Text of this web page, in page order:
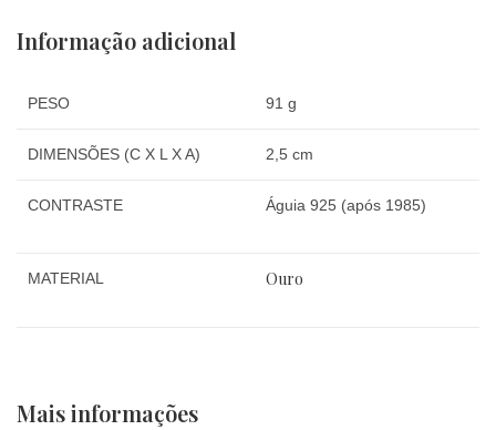
Informação adicional
PESO 91 g
DIMENSÕES (C X L X A) 2,5 cm
CONTRASTE Águia 925 (após 1985)
MATERIAL Ouro
Mais informações